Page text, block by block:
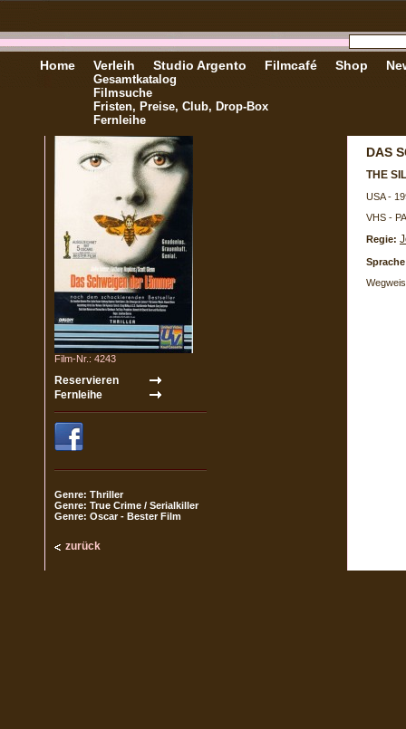
Home Verleih
Gesamtkatalog
Filmsuche
Fristen, Preise, Club, Drop-Box
Fernleihe
Studio Argento Filmcafé Shop
Film-Nr.: 4243
Genre: Thriller
Genre: True Crime / Serialkiller
Genre: Oscar - Bester Film
zurück
DAS
THE
USA -
VHS -
Regie: